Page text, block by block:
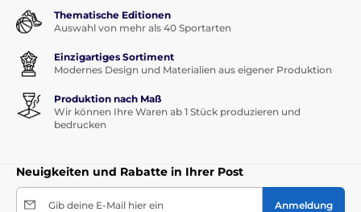
Thematische Editionen
Auswahl von mehr als 40 Sportarten
Einzigartiges Sortiment
Modernes Design und Materialien aus eigener Produktion
Produktion nach Maß
Wir können Ihre Waren ab 1 Stück produzieren und
bedrucken
Neuigkeiten und Rabatte in Ihrer Post
Gib deine E-Mail hier ein Anmeldung